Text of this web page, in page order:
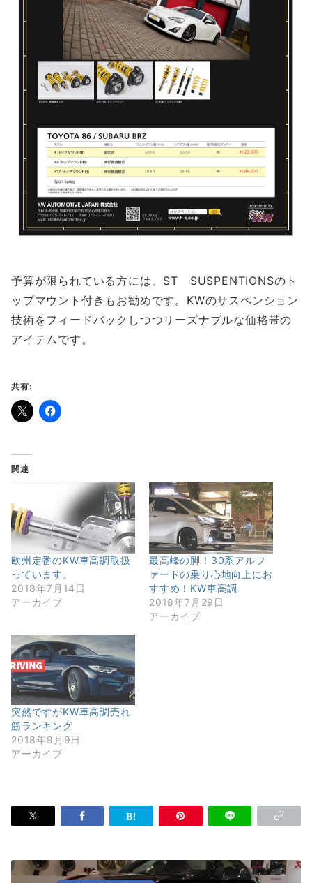
予算が限られている方には、ST SUSPENTIONSのト
ップマウント付きもお勧めです。KWのサスペンション
技術をフィードバックしつつリーズナブルな価格帯の
アイテムです。
共有:
関連
欧州定番のKW車高調取扱
っています。
2018年7月14日
アーカイブ
最高峰の脚！30系アルフ
ァードの乗り心地向上にお
すすめ！KW車高調
2018年7月29日
アーカイブ
突然ですがKW車高調売れ
筋ランキング
2018年9月9日
アーカイブ